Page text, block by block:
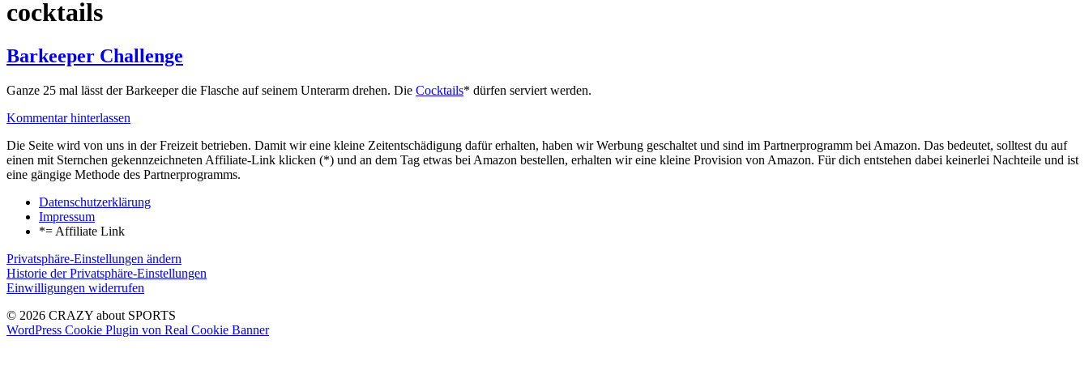
cocktails
Barkeeper Challenge
Ganze 25 mal lässt der Barkeeper die Flasche auf seinem Unterarm drehen. Die Cocktails* dürfen serviert werden.
Kommentar hinterlassen
Die Seite wird von uns in der Freizeit betrieben. Damit wir eine kleine Zeitentschädigung dafür erhalten, haben wir Werbung geschaltet und sind im Partnerprogramm bei Amazon. Das bedeutet, solltest du auf
einen mit Sternchen gekennzeichneten Affiliate-Link klicken (*) und an dem Tag etwas bei Amazon bestellen, erhalten wir eine kleine Provision von Amazon. Für dich entstehen dabei keinerlei Nachteile und ist
eine gängige Methode des Partnerprogramms.
Datenschutzerklärung
Impressum
*= Affiliate Link
Privatsphäre-Einstellungen ändern
Historie der Privatsphäre-Einstellungen
Einwilligungen widerrufen
© 2026 CRAZY about SPORTS
WordPress Cookie Plugin von Real Cookie Banner